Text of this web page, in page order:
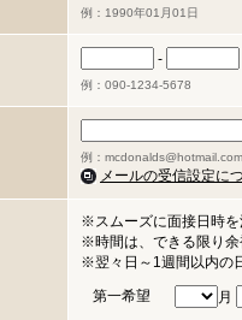
例：1990年01月01日
-
例：090-1234-5678
例：
メールの受信設定に
※スムーズに面接日時を
※時間は、できる限り余
※翌々日～1週間以内の
第一希望
月